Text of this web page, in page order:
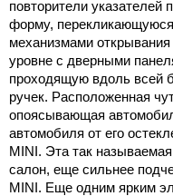
повторители указателей
форму,
механизмами
уровне с дверными
проходящую вдоль всей
ручек. Расположенная
опоясывающая
автомобиля от его
MINI. Эта так
салон, еще сильнее
MINI. Еще одним ярким